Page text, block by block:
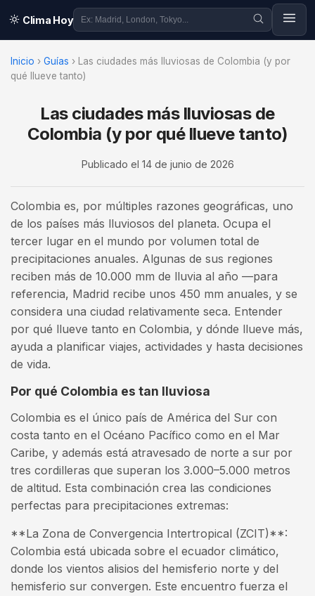
Clima Hoy
Inicio › Guías ›
Las ciudades más lluviosas de Colombia (y por
qué llueve tanto)
Las ciudades más lluviosas de
Colombia (y por qué llueve tanto)
Publicado el 14 de junio de 2026
Colombia es, por múltiples razones geográficas, uno
de los países más lluviosos del planeta. Ocupa el
tercer lugar en el mundo por volumen total de
precipitaciones anuales. Algunas de sus regiones
reciben más de 10.000 mm de lluvia al año —para
referencia, Madrid recibe unos 450 mm anuales, y se
considera una ciudad relativamente seca. Entender
por qué llueve tanto en Colombia, y dónde llueve más,
ayuda a planificar viajes, actividades y hasta decisiones
de vida.
Por qué Colombia es tan lluviosa
Colombia es el único país de América del Sur con
costa tanto en el Océano Pacífico como en el Mar
Caribe, y además está atravesado de norte a sur por
tres cordilleras que superan los 3.000–5.000 metros
de altitud. Esta combinación crea las condiciones
perfectas para precipitaciones extremas:
**La Zona de Convergencia Intertropical (ZCIT)**:
Colombia está ubicada sobre el ecuador climático,
donde los vientos alisios del hemisferio norte y del
hemisferio sur convergen. Este encuentro fuerza el